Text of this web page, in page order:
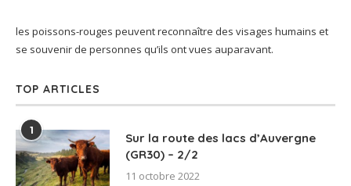
les poissons-rouges peuvent reconnaître des visages humains et
se souvenir de personnes qu’ils ont vues auparavant.
TOP ARTICLES
1
Sur la route des lacs d’Auvergne
(GR30) – 2/2
11 octobre 2022